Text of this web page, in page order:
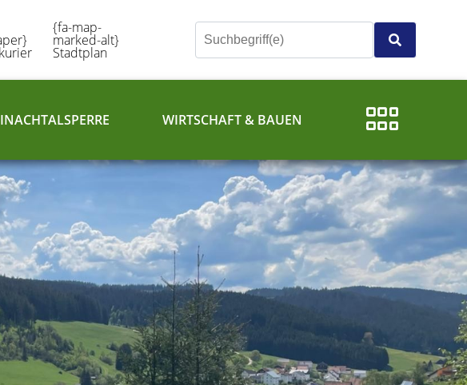
{fa-map-
marked-alt}
Stadtplan
WIRTSCHAFT & BAUEN